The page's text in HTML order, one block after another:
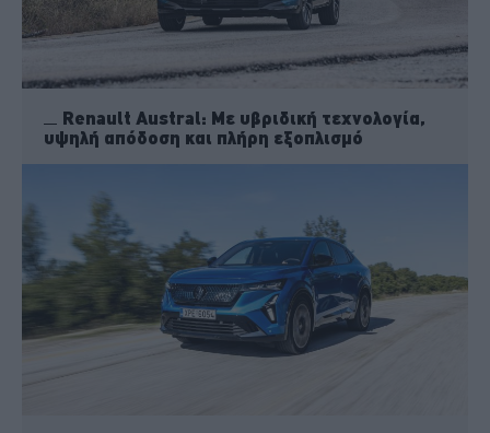
Renault Austral: Mε υβριδική τεχνολογία,
υψηλή απόδοση και πλήρη εξοπλισμό